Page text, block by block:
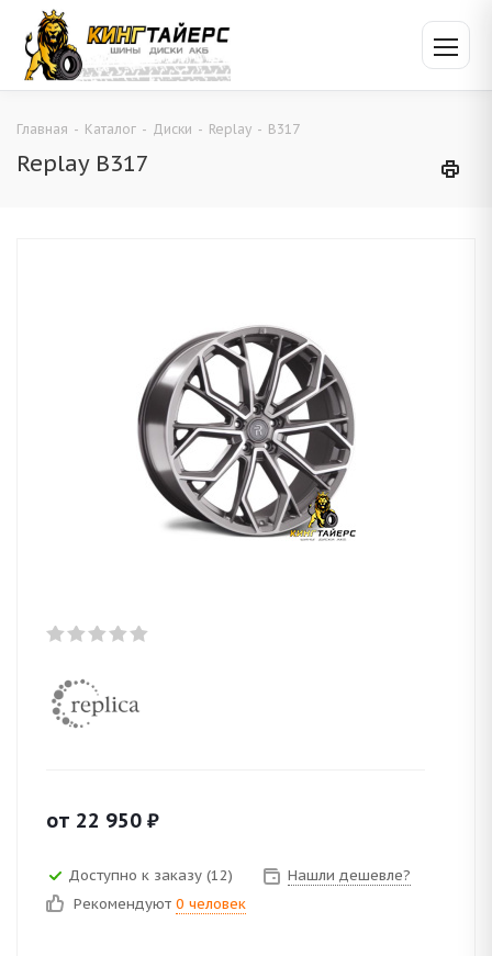
Главная - Каталог - Диски - Replay - B317
Replay B317
от 22 950 ₽
Доступно к заказу (12)
Нашли дешевле?
Рекомендуют 0 человек